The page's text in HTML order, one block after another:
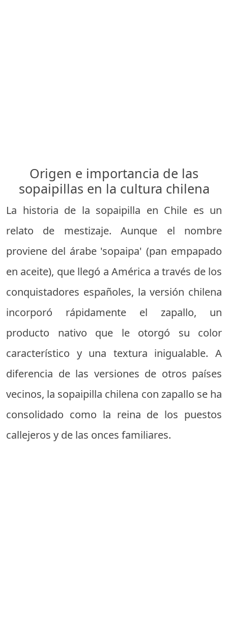
Origen e importancia de las
sopaipillas en la cultura chilena
La historia de la sopaipilla en Chile es un
relato de mestizaje. Aunque el nombre
proviene del árabe 'sopaipa' (pan empapado
en aceite), que llegó a América a través de los
conquistadores españoles, la versión chilena
incorporó rápidamente el zapallo, un
producto nativo que le otorgó su color
característico y una textura inigualable. A
diferencia de las versiones de otros países
vecinos, la sopaipilla chilena con zapallo se ha
consolidado como la reina de los puestos
callejeros y de las onces familiares.